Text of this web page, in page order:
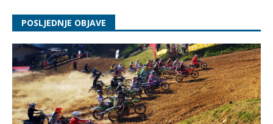
POSLJEDNJE OBJAVE